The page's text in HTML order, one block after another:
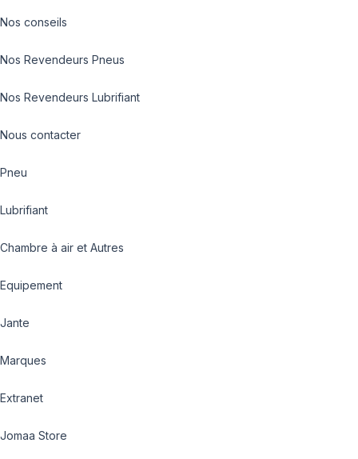
Nos conseils
Nos Revendeurs Pneus
Nos Revendeurs Lubrifiant
Nous contacter
Pneu
Lubrifiant
Chambre à air et Autres
Equipement
Jante
Marques
Extranet
Jomaa Store